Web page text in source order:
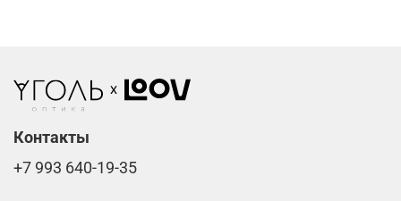
Контакты
+7 993 640-19-35